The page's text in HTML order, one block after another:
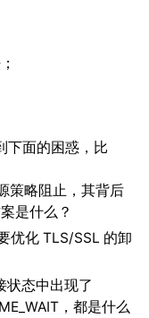
下面的困惑，比
策略阻止，其背后
是什么？
优化 TLS/SSL 的卸
状态中出现了
，都是什么